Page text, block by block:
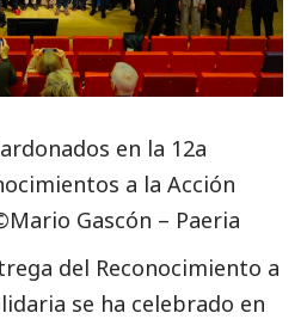
en la 12a
a la Acción
Gascón – Paeria
del Reconocimiento a
se ha celebrado en